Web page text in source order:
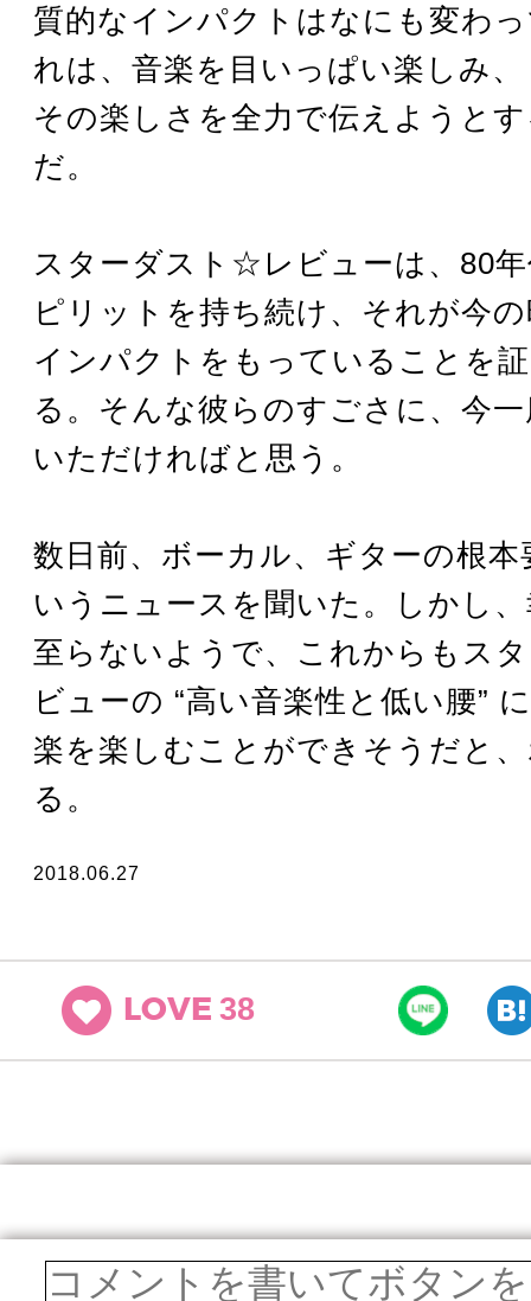
質的なインパクトはなにも変わ
れは、音楽を目いっぱい楽しみ
その楽しさを全力で伝えようと
だ。
スターダスト☆レビューは、80
ピリットを持ち続け、それが今
インパクトをもっていることを
る。そんな彼らのすごさに、今
いただければと思う。
数日前、ボーカル、ギターの根
いうニュースを聞いた。しかし
至らないようで、これからもス
ビューの “高い音楽性と低い腰”
楽を楽しむことができそうだと
る。
2018.06.27
LOVE 38